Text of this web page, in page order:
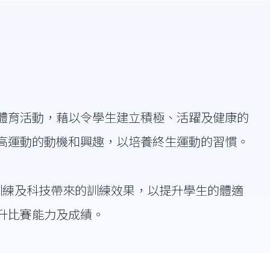
活動，藉以令學生建立積極、活躍及健康的
動的動機和興趣，以培養終生運動的習慣。
及科技帶來的訓練效果，以提升學生的體適
賽能力及成績。